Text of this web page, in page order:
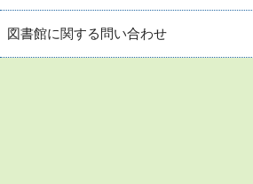
図書館に関する問い合わせ